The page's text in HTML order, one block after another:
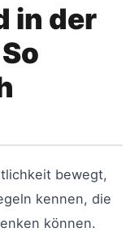
in der
bewegt,
kennen, die
können.